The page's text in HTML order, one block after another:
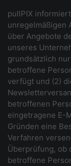
pullPIX
unregelmäßigen
über Angebote
unseres
grundsätzlich
betroffene
verfügt und (2)
betroffenen
eingetragene E-
Gründen eine
Verfahren
Überprüfung, ob
betroffene